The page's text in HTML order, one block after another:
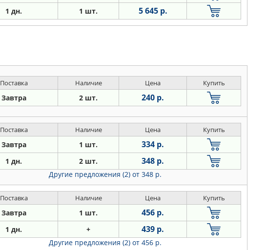
1 дн. 1 шт. 5 645 р.
Поставка Наличие Цена Купить
Завтра 2 шт. 240 р.
Поставка Наличие Цена Купить
Завтра 1 шт. 334 р.
1 дн. 2 шт. 348 р.
Другие предложения (2) от 348 р.
Поставка Наличие Цена Купить
Завтра 1 шт. 456 р.
1 дн. + 439 р.
Другие предложения (2) от 456 р.